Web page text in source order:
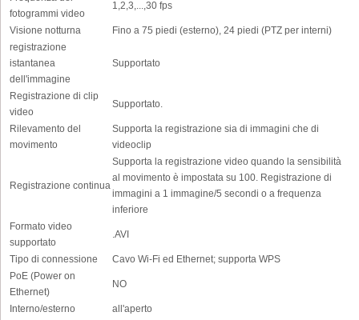
fotogrammi video
1,2,3,...,30 fps
Visione notturna
Fino a 75 piedi (esterno), 24 piedi (PTZ per interni)
registrazione
istantanea
dell'immagine
Supportato
Registrazione di clip
video
Supportato.
Rilevamento del
movimento
Supporta la registrazione sia di immagini che di
videoclip
Registrazione continua
Supporta la registrazione video quando la sensibilità
al movimento è impostata su 100. Registrazione di
immagini a 1 immagine/5 secondi o a frequenza
inferiore
Formato video
supportato
.AVI
Tipo di connessione
Cavo Wi-Fi ed Ethernet; supporta WPS
PoE (Power on
Ethernet)
NO
Interno/esterno
all'aperto